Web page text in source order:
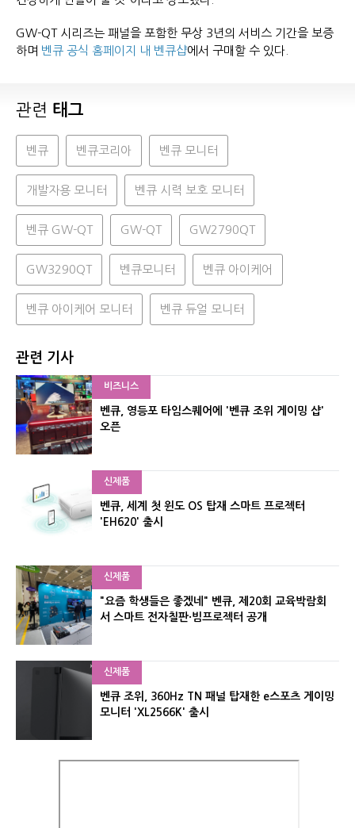
GW-QT 시리즈는 패널을 포함한 무상 3년의 서비스 기간을 보증
하며 벤큐 공식 홈페이지 내 벤큐샵에서 구매할 수 있다.
관련 태그
벤큐 벤큐코리아 벤큐 모니터
개발자용 모니터 벤큐 시력 보호 모니터
벤큐 GW-QT GW-QT GW2790QT
GW3290QT 벤큐모니터 벤큐 아이케어
벤큐 아이케어 모니터 벤큐 듀얼 모니터
관련 기사
비즈니스
벤큐, 영등포 타임스퀘어에 '벤큐 조위 게이밍 샵'
오픈
신제품
벤큐, 세계 첫 윈도 OS 탑재 스마트 프로젝터
'EH620' 출시
신제품
"요즘 학생들은 좋겠네" 벤큐, 제20회 교육박람회
서 스마트 전자칠판·빔프로젝터 공개
신제품
벤큐 조위, 360Hz TN 패널 탑재한 e스포츠 게이밍
모니터 'XL2566K' 출시